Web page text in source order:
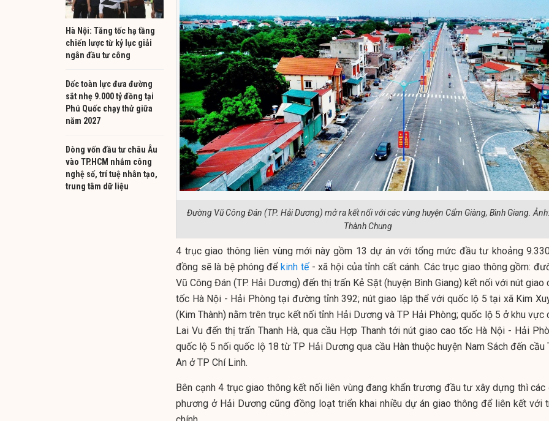
Hà Nội: Tăng tốc hạ tầng
chiến lược từ kỷ lục giải
ngân đầu tư công
Dốc toàn lực đưa đường
sắt nhẹ 9.000 tỷ đồng tại
Phú Quốc chạy thử giữa
năm 2027
Dòng vốn đầu tư châu Âu
vào TP.HCM nhắm công
nghệ số, trí tuệ nhân tạo,
trung tâm dữ liệu
Đường Vũ Công Đán (TP. Hải Dương) mở ra kết nối với các vùng huyện Cẩm Giàng, Bình Giang. Ảnh:
Thành Chung
4 trục giao thông liên vùng mới này gồm 13 dự án với tổng mức đầu tư khoảng
đồng sẽ là bệ phóng đểkinh tế- xã hội của tỉnh cất cánh. Các trục giao thông gồm:
Vũ Công Đán (TP. Hải Dương) đến thị trấn Kẻ Sặt (huyện Bình Giang) kết nối với nút giao
tốc Hà Nội - Hải Phòng tại đường tỉnh 392; nút giao lập thể với quốc lộ 5 tại xã Kim
(Kim Thành) nằm trên trục kết nối tỉnh Hải Dương và TP Hải Phòng; quốc lộ 5 ở khu vực
Lai Vu đến thị trấn Thanh Hà, qua cầu Hợp Thanh tới nút giao cao tốc Hà Nội - Hải
quốc lộ 5 nối quốc lộ 18 từ TP Hải Dương qua cầu Hàn thuộc huyện Nam Sách đến cầu
An ở TP Chí Linh.
Bên cạnh 4 trục giao thông kết nối liên vùng đang khẩn trương đầu tư xây dựng thì các
phương ở Hải Dương cũng đồng loạt triển khai nhiều dự án giao thông để liên kết với